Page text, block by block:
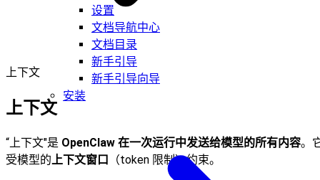
设置
文档导航中心
文档目录
新手引导
新手引导向导
安装
上下文
上下文
“上下文"是 OpenClaw 在一次运行中发送给模型的所有内容。
受模型的上下文窗口 （token 限制）约束。